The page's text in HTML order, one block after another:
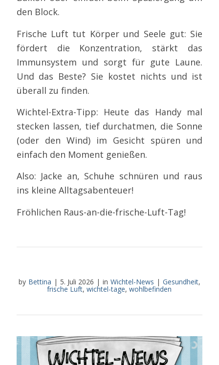
den Block.
Frische Luft tut Körper und Seele gut: Sie
fördert die Konzentration, stärkt das
Immunsystem und sorgt für gute Laune.
Und das Beste? Sie kostet nichts und ist
überall zu finden.
Wichtel-Extra-Tipp: Heute das Handy mal
stecken lassen, tief durchatmen, die Sonne
(oder den Wind) im Gesicht spüren und
einfach den Moment genießen.
Also: Jacke an, Schuhe schnüren und raus
ins kleine Alltagsabenteuer!
Fröhlichen Raus-an-die-frische-Luft-Tag!
by Bettina | 5. Juli 2026 | in Wichtel-News | Gesundheit,
frische Luft,wichtel-tage,wohlbefinden